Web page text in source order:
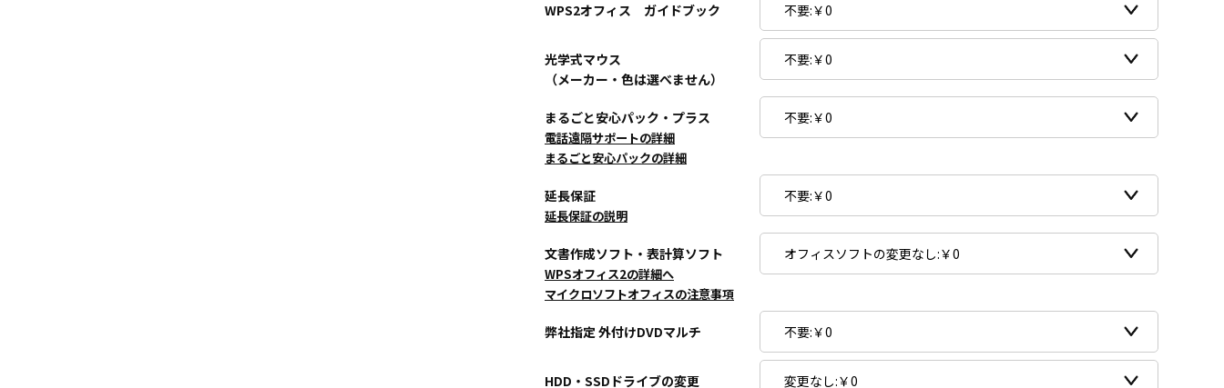
WPS2オフィス ガイドブック
光学式マウス
（メーカー・色は選べません）
まるごと安心パック・プラス
電話遠隔サポートの詳細
まるごと安心パックの詳細
延長保証
延長保証の説明
文書作成ソフト・表計算ソフト
WPSオフィス2の詳細へ
マイクロソフトオフィスの注意事項
弊社指定 外付けDVDマルチ
HDD・SSDドライブの変更